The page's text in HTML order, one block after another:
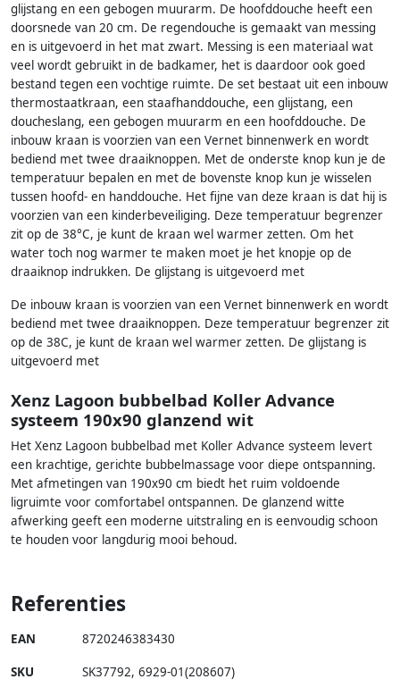
glijstang en een gebogen muurarm. De hoofddouche heeft een
doorsnede van 20 cm. De regendouche is gemaakt van messing
en is uitgevoerd in het mat zwart. Messing is een materiaal wat
veel wordt gebruikt in de badkamer, het is daardoor ook goed
bestand tegen een vochtige ruimte. De set bestaat uit een inbouw
thermostaatkraan, een staafhanddouche, een glijstang, een
doucheslang, een gebogen muurarm en een hoofddouche. De
inbouw kraan is voorzien van een Vernet binnenwerk en wordt
bediend met twee draaiknoppen. Met de onderste knop kun je de
temperatuur bepalen en met de bovenste knop kun je wisselen
tussen hoofd- en handdouche. Het fijne van deze kraan is dat hij is
voorzien van een kinderbeveiliging. Deze temperatuur begrenzer
zit op de 38°C, je kunt de kraan wel warmer zetten. Om het
water toch nog warmer te maken moet je het knopje op de
draaiknop indrukken. De glijstang is uitgevoerd met
De inbouw kraan is voorzien van een Vernet binnenwerk en wordt
bediend met twee draaiknoppen. Deze temperatuur begrenzer zit
op de 38C, je kunt de kraan wel warmer zetten. De glijstang is
uitgevoerd met
Xenz Lagoon bubbelbad Koller Advance
systeem 190x90 glanzend wit
Het Xenz Lagoon bubbelbad met Koller Advance systeem levert
een krachtige, gerichte bubbelmassage voor diepe ontspanning.
Met afmetingen van 190x90 cm biedt het ruim voldoende
ligruimte voor comfortabel ontspannen. De glanzend witte
afwerking geeft een moderne uitstraling en is eenvoudig schoon
te houden voor langdurig mooi behoud.
Referenties
EAN 8720246383430
SKU SK37792, 6929-01(208607)